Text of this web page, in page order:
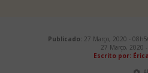
Publicado: 27 Março, 2020 -
27 Março, 2020
Escrito por: